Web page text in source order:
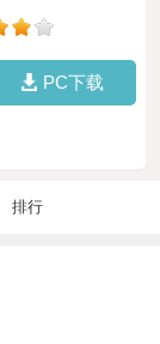
PC下载
排行